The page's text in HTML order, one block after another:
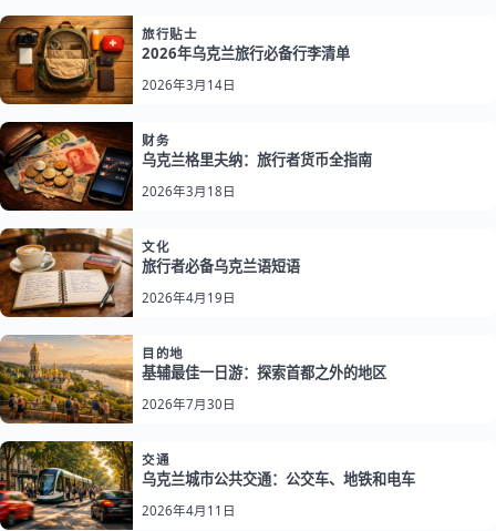
旅行贴士
2026年乌克兰旅行必备行李清单
2026年3月14日
财务
乌克兰格里夫纳：旅行者货币全指南
2026年3月18日
文化
旅行者必备乌克兰语短语
2026年4月19日
目的地
基辅最佳一日游：探索首都之外的地区
2026年7月30日
交通
乌克兰城市公共交通：公交车、地铁和电车
2026年4月11日